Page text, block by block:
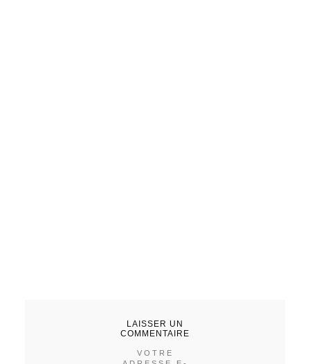
LAISSER UN
COMMENTAIRE
VOTRE